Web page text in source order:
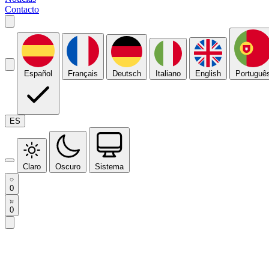
Contacto
Español Français Deutsch Italiano English
ES
Claro Oscuro Sistema
0
0